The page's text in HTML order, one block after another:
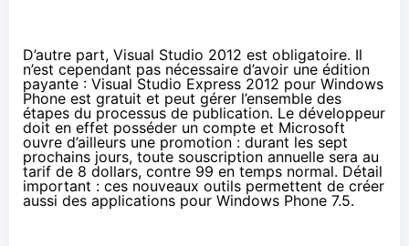
D’autre part, Visual Studio 2012 est obligatoire. Il
n’est cependant pas nécessaire d’avoir une édition
payante : Visual Studio Express 2012 pour Windows
Phone est gratuit et peut gérer l’ensemble des
étapes du processus de publication. Le développeur
doit en effet posséder un compte et Microsoft
ouvre d’ailleurs une promotion : durant les sept
prochains jours, toute souscription annuelle sera au
tarif de 8 dollars, contre 99 en temps normal. Détail
important : ces nouveaux outils permettent de créer
aussi des applications pour Windows Phone 7.5.